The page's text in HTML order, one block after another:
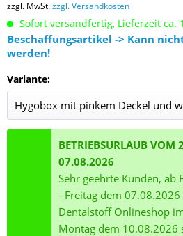
zzgl. MwSt.zzgl. Versandkosten
Sofort versandfertig, Lieferzeit ca.
Beschaffungsartikel -> Kann
werden!
Variante:
BETRIEBSURLAUB VOM
07.08.2026
Sehr geehrte Kunden, ab
- Freitag dem
Dentalstoff Onlineshop
Montag dem